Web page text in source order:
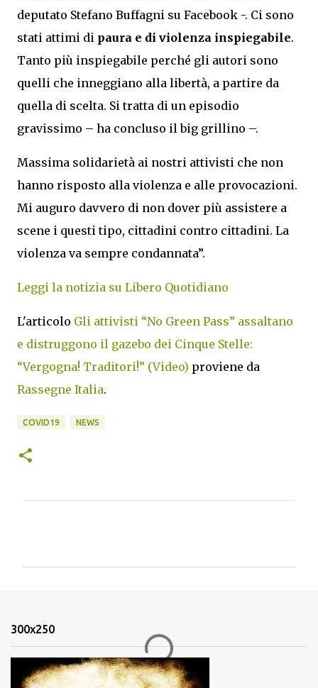
deputato Stefano Buffagni su Facebook -. Ci sono
stati attimi di paura e di violenza inspiegabile.
Tanto più inspiegabile perché gli autori sono
quelli che inneggiano alla libertà, a partire da
quella di scelta. Si tratta di un episodio
gravissimo – ha concluso il big grillino –.
Massima solidarietà ai nostri attivisti che non
hanno risposto alla violenza e alle provocazioni.
Mi auguro davvero di non dover più assistere a
scene i questi tipo, cittadini contro cittadini. La
violenza va sempre condannata”.
Leggi la notizia su Libero Quotidiano
L'articolo Gli attivisti “No Green Pass” assaltano
e distruggono il gazebo dei Cinque Stelle:
“Vergogna! Traditori!” (Video) proviene da
Rassegne Italia.
COVID19 NEWS
n
i
300x250